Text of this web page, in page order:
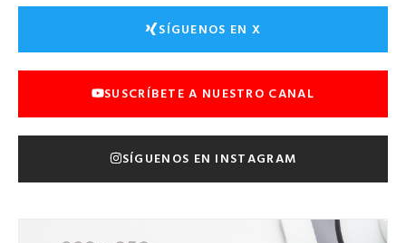
SÍGUENOS EN X
SUSCRÍBETE A NUESTRO CANAL
SÍGUENOS EN INSTAGRAM